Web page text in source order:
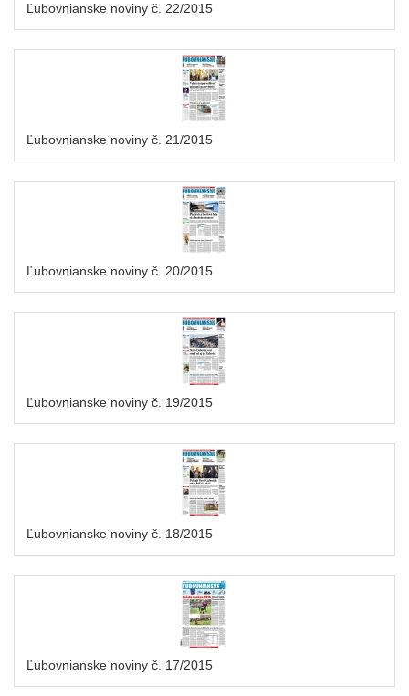
Ľubovnianske noviny č. 22/2015
Ľubovnianske noviny č. 21/2015
Ľubovnianske noviny č. 20/2015
Ľubovnianske noviny č. 19/2015
Ľubovnianske noviny č. 18/2015
Ľubovnianske noviny č. 17/2015